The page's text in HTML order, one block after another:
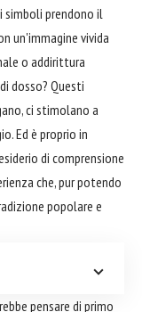
simboli prendono il
un'immagine vivida
o addirittura
dosso? Questi
ci stimolano a
Ed è proprio in
di comprensione
che, pur potendo
popolare e
pensare di primo